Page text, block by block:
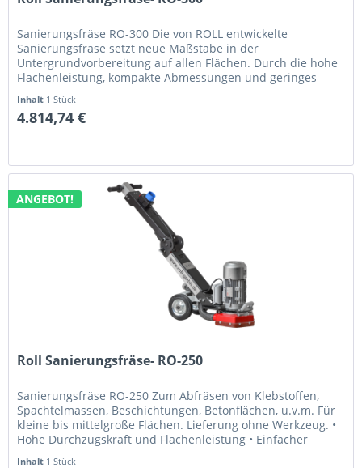
Sanierungsfräse RO-300 Die von ROLL entwickelte
Sanierungsfräse setzt neue Maßstäbe in der
Untergrundvorbereitung auf allen Flächen. Durch die hohe
Flächenleistung, kompakte Abmessungen und geringes
Inhalt 1 Stück
4.814,74 €
ANGEBOT!
Roll Sanierungsfräse- RO-250
Sanierungsfräse RO-250 Zum Abfräsen von Klebstoffen,
Spachtelmassen, Beschichtungen, Betonflächen, u.v.m. Für
kleine bis mittelgroße Flächen. Lieferung ohne Werkzeug. •
Hohe Durchzugskraft und Flächenleistung • Einfacher
Inhalt 1 Stück